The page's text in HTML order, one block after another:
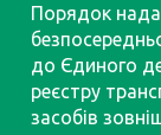
Порядок
до Єдиного
реєстру
засобів